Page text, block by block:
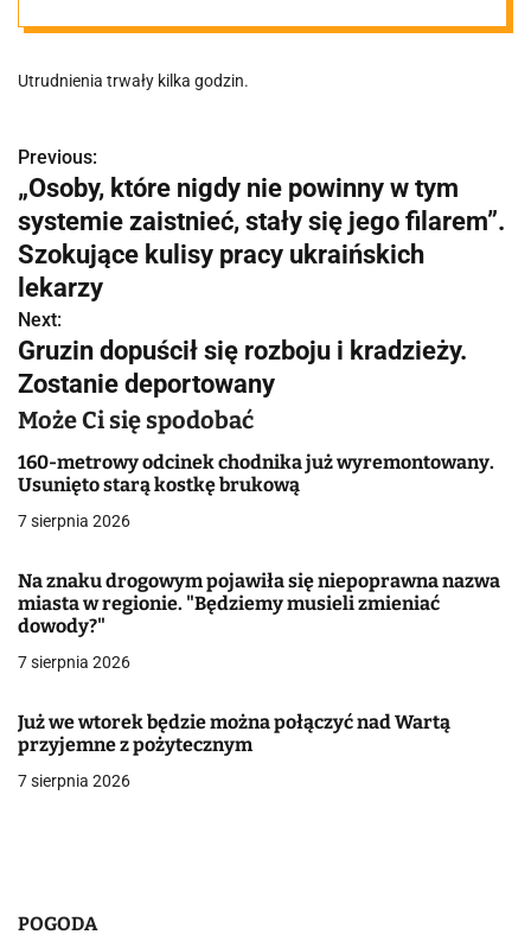
Poznaniu.
"Pociąg zgubił
wagony"
Utrudnienia trwały kilka godzin.
N
a
w
i
g
a
c
j
a
w
p
i
u
Previous:
„Osoby, które nigdy nie powinny w tym
systemie zaistnieć, stały się jego filarem”.
Szokujące kulisy pracy ukraińskich
lekarzy
Next:
Gruzin dopuścił się rozboju i kradzieży.
Zostanie deportowany
Może Ci się spodobać
160-metrowy odcinek chodnika już wyremontowany.
Usunięto starą kostkę brukową
7 sierpnia 2026
Na znaku drogowym pojawiła się niepoprawna nazwa
miasta w regionie. "Będziemy musieli zmieniać
dowody?"
7 sierpnia 2026
Już we wtorek będzie można połączyć nad Wartą
przyjemne z pożytecznym
7 sierpnia 2026
POGODA